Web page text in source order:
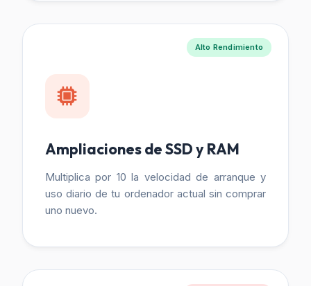
Alto Rendimiento
Ampliaciones de SSD y RAM
Multiplica por 10 la velocidad de arranque y
uso diario de tu ordenador actual sin comprar
uno nuevo.